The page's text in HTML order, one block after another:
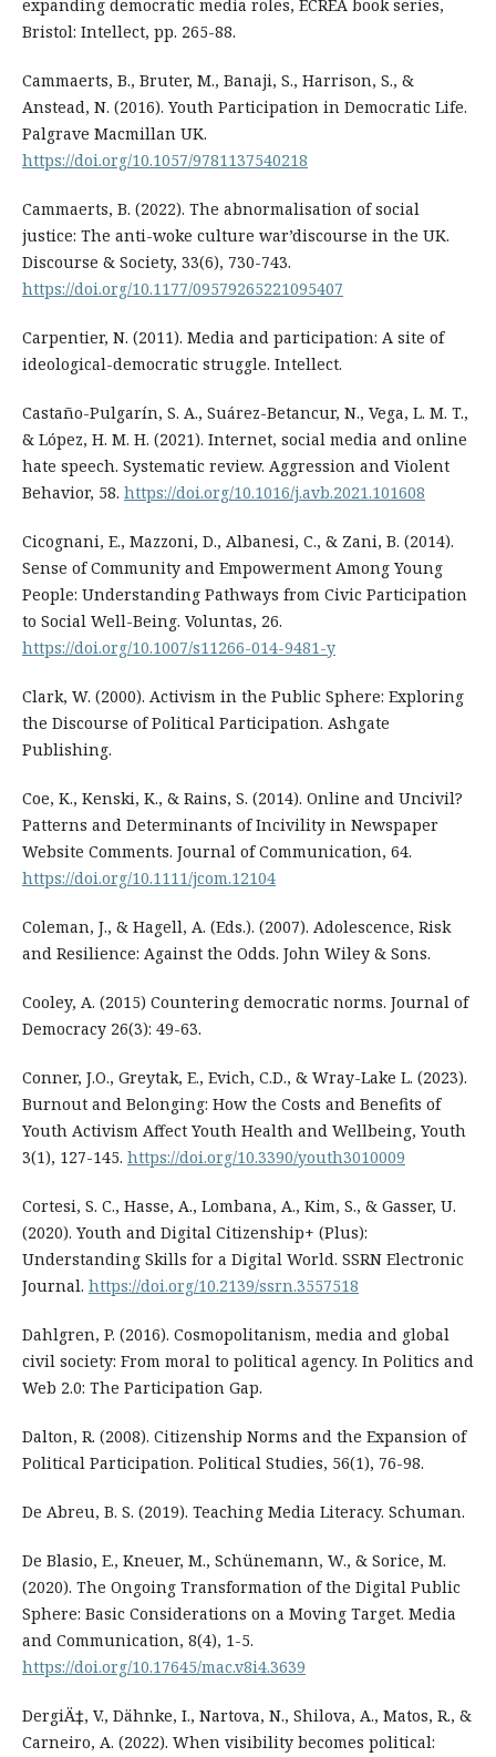
expanding democratic media roles, ECREA book series,
Bristol: Intellect, pp. 265-88.
Cammaerts, B., Bruter, M., Banaji, S., Harrison, S., &
Anstead, N. (2016). Youth Participation in Democratic Life.
Palgrave Macmillan UK.
https://doi.org/10.1057/9781137540218
Cammaerts, B. (2022). The abnormalisation of social
justice: The anti-woke culture war’discourse in the UK.
Discourse & Society, 33(6), 730-743.
https://doi.org/10.1177/09579265221095407
Carpentier, N. (2011). Media and participation: A site of
ideological-democratic struggle. Intellect.
Castaño-Pulgarín, S. A., Suárez-Betancur, N., Vega, L. M. T.,
& López, H. M. H. (2021). Internet, social media and online
hate speech. Systematic review. Aggression and Violent
Behavior, 58. https://doi.org/10.1016/j.avb.2021.101608
Cicognani, E., Mazzoni, D., Albanesi, C., & Zani, B. (2014).
Sense of Community and Empowerment Among Young
People: Understanding Pathways from Civic Participation
to Social Well-Being. Voluntas, 26.
https://doi.org/10.1007/s11266-014-9481-y
Clark, W. (2000). Activism in the Public Sphere: Exploring
the Discourse of Political Participation. Ashgate
Publishing.
Coe, K., Kenski, K., & Rains, S. (2014). Online and Uncivil?
Patterns and Determinants of Incivility in Newspaper
Website Comments. Journal of Communication, 64.
https://doi.org/10.1111/jcom.12104
Coleman, J., & Hagell, A. (Eds.). (2007). Adolescence, Risk
and Resilience: Against the Odds. John Wiley & Sons.
Cooley, A. (2015) Countering democratic norms. Journal of
Democracy 26(3): 49-63.
Conner, J.O., Greytak, E., Evich, C.D., & Wray-Lake L. (2023).
Burnout and Belonging: How the Costs and Benefits of
Youth Activism Affect Youth Health and Wellbeing, Youth
3(1), 127-145. https://doi.org/10.3390/youth3010009
Cortesi, S. C., Hasse, A., Lombana, A., Kim, S., & Gasser, U.
(2020). Youth and Digital Citizenship+ (Plus):
Understanding Skills for a Digital World. SSRN Electronic
Journal. https://doi.org/10.2139/ssrn.3557518
Dahlgren, P. (2016). Cosmopolitanism, media and global
civil society: From moral to political agency. In Politics and
Web 2.0: The Participation Gap.
Dalton, R. (2008). Citizenship Norms and the Expansion of
Political Participation. Political Studies, 56(1), 76-98.
De Abreu, B. S. (2019). Teaching Media Literacy. Schuman.
De Blasio, E., Kneuer, M., Schünemann, W., & Sorice, M.
(2020). The Ongoing Transformation of the Digital Public
Sphere: Basic Considerations on a Moving Target. Media
and Communication, 8(4), 1-5.
https://doi.org/10.17645/mac.v8i4.3639
DergiÄ‡, V., Dähnke, I., Nartova, N., Shilova, A., Matos, R., &
Carneiro, A. (2022). When visibility becomes political: